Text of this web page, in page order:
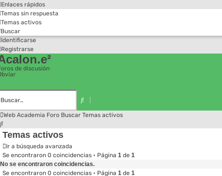
Enlaces rápidos
Temas sin respuesta
Temas activos
Buscar
Identificarse
Registrarse
de discusión
Buscar
avanzada
Web Academia Foro Buscar Temas activos
Buscar
Temas activos
Ir a búsqueda avanzada
Se encontraron 0 coincidencias • Página 1 de 1
No se encontraron coincidencias.
Se encontraron 0 coincidencias • Página 1 de 1